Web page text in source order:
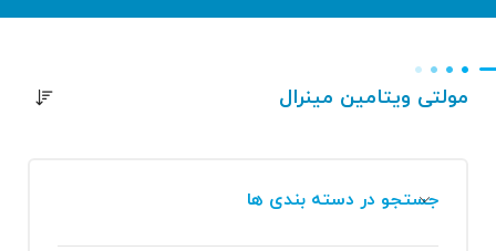
مولتی ویتامین مینرال
جستجو در دسته بندی ها